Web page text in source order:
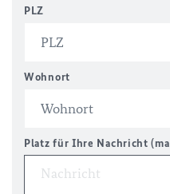
PLZ
Wohnort
Platz für Ihre Nachricht